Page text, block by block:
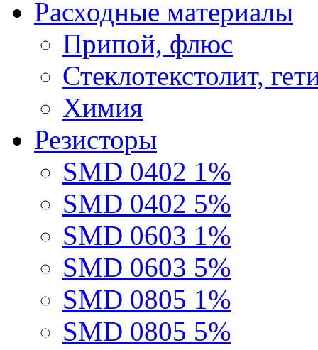
Расходные материалы
Припой, флюс
Стеклотекстолит,
Химия
Резисторы
SMD 0402 1%
SMD 0402 5%
SMD 0603 1%
SMD 0603 5%
SMD 0805 1%
SMD 0805 5%